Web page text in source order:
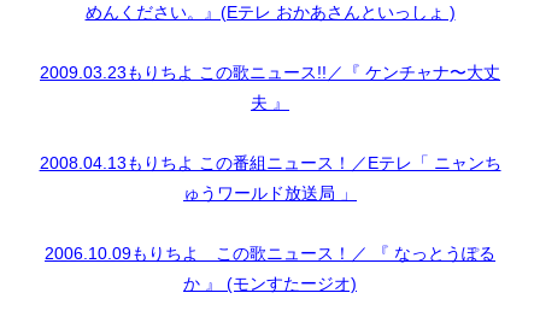
めんください。』(Eテレ おかあさんといっしょ )
2009.03.23もりちよ この歌ニュース!!／『 ケンチャナ〜大丈
夫 』
2008.04.13もりちよ この番組ニュース！／Eテレ「 ニャンち
ゅうワールド放送局 」
2006.10.09もりちよ この歌ニュース！／ 『 なっとうぽる
か 』 (モンすたージオ)